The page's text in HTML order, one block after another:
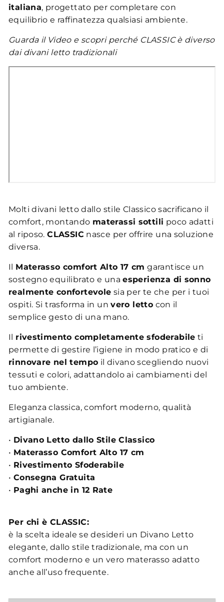
italiana, progettato per completare con
equilibrio e raffinatezza qualsiasi ambiente.
Guarda il Video e scopri perché CLASSIC è diverso
dai divani letto tradizionali
Molti divani letto dallo stile Classico sacrificano il
comfort, montando materassi sottili poco adatti
al riposo.CLASSIC nasce per offrire una soluzione
diversa.
Il Materasso comfort Alto 17 cm garantisce un
sostegno equilibrato e unaesperienza di sonno
realmente confortevole sia per te che per i tuoi
ospiti. Si trasforma in unvero letto con il
semplice gesto di una mano.
Il rivestimento completamente sfoderabile ti
permette di gestire l’igiene in modo pratico e di
rinnovare nel tempo il divano scegliendo nuovi
tessuti e colori, adattandolo ai cambiamenti del
tuo ambiente.
Eleganza classica, comfort moderno, qualità
artigianale.
• Divano Letto dallo Stile Classico
• Materasso Comfort Alto 17 cm
• Rivestimento Sfoderabile
• Consegna Gratuita
• Paghi anche in 12 Rate
Per chi è CLASSIC:
è la scelta ideale se desideri un Divano Letto
elegante, dallo stile tradizionale, ma con un
comfort moderno e un vero materasso adatto
anche all’uso frequente.